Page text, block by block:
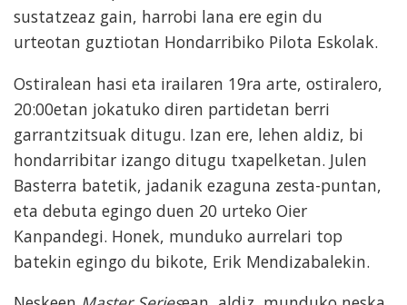
sustatzeaz gain, harrobi lana ere egin du
urteotan guztiotan Hondarribiko Pilota Eskolak.
Ostiralean hasi eta irailaren 19ra arte, ostiralero,
20:00etan jokatuko diren partidetan berri
garrantzitsuak ditugu. Izan ere, lehen aldiz, bi
hondarribitar izango ditugu txapelketan. Julen
Basterra batetik, jadanik ezaguna zesta-puntan,
eta debuta egingo duen 20 urteko Oier
Kanpandegi. Honek, munduko aurrelari top
batekin egingo du bikote, Erik Mendizabalekin.